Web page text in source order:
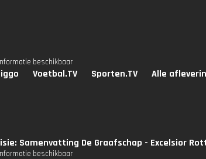
beschikbaar
Voetbal.TV Sporten.TV Alle
Samenvatting De Graafschap - Excelsior
beschikbaar